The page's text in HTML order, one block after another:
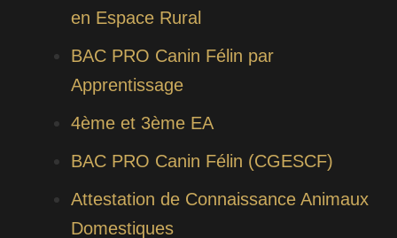
en Espace Rural
BAC PRO Canin Félin par
Apprentissage
4ème et 3ème EA
BAC PRO Canin Félin (CGESCF)
Attestation de Connaissance Animaux
Domestiques